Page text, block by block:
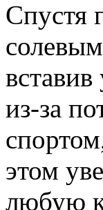
Спустя
вставив
из-за
этом
любую